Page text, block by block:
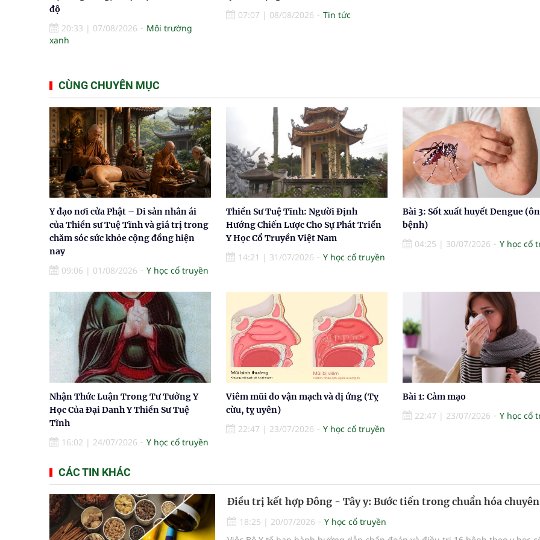
độ
20:33 | 07/08/2026
Môi trường
xanh
07:07 | 08/08/2026 Tin tức
CÙNG CHUYÊN MỤC
Y đạo nơi cửa Phật – Di sản nhân ái
của Thiền sư Tuệ Tĩnh và giá trị trong
chăm sóc sức khỏe cộng đồng hiện
nay
09:06 | 01/08/2026 Y học cổ truyền
Thiền Sư Tuệ Tĩnh: Người Định
Hướng Chiến Lược Cho Sự Phát Triển
Y Học Cổ Truyền Việt Nam
14:21 | 31/07/2026 Y học cổ truyền
Bài 3: Sốt xuất huyết Dengue (ôn
bệnh)
04:25 | 30/07/2026 Y học cổ
Nhận Thức Luận Trong Tư Tưởng Y
Học Của Đại Danh Y Thiền Sư Tuệ
Tĩnh
16:02 | 24/07/2026 Y học cổ truyền
Viêm mũi do vận mạch và dị ứng (Tỵ
cừu, tỵ uyên)
22:47 | 23/07/2026 Y học cổ truyền
Bài 1: Cảm mạo
22:47 | 23/07/2026 Y học cổ
CÁC TIN KHÁC
Điều trị kết hợp Đông - Tây y: Bước tiến trong chuẩn hóa
18:25 | 20/07/2026
Y học cổ truyền